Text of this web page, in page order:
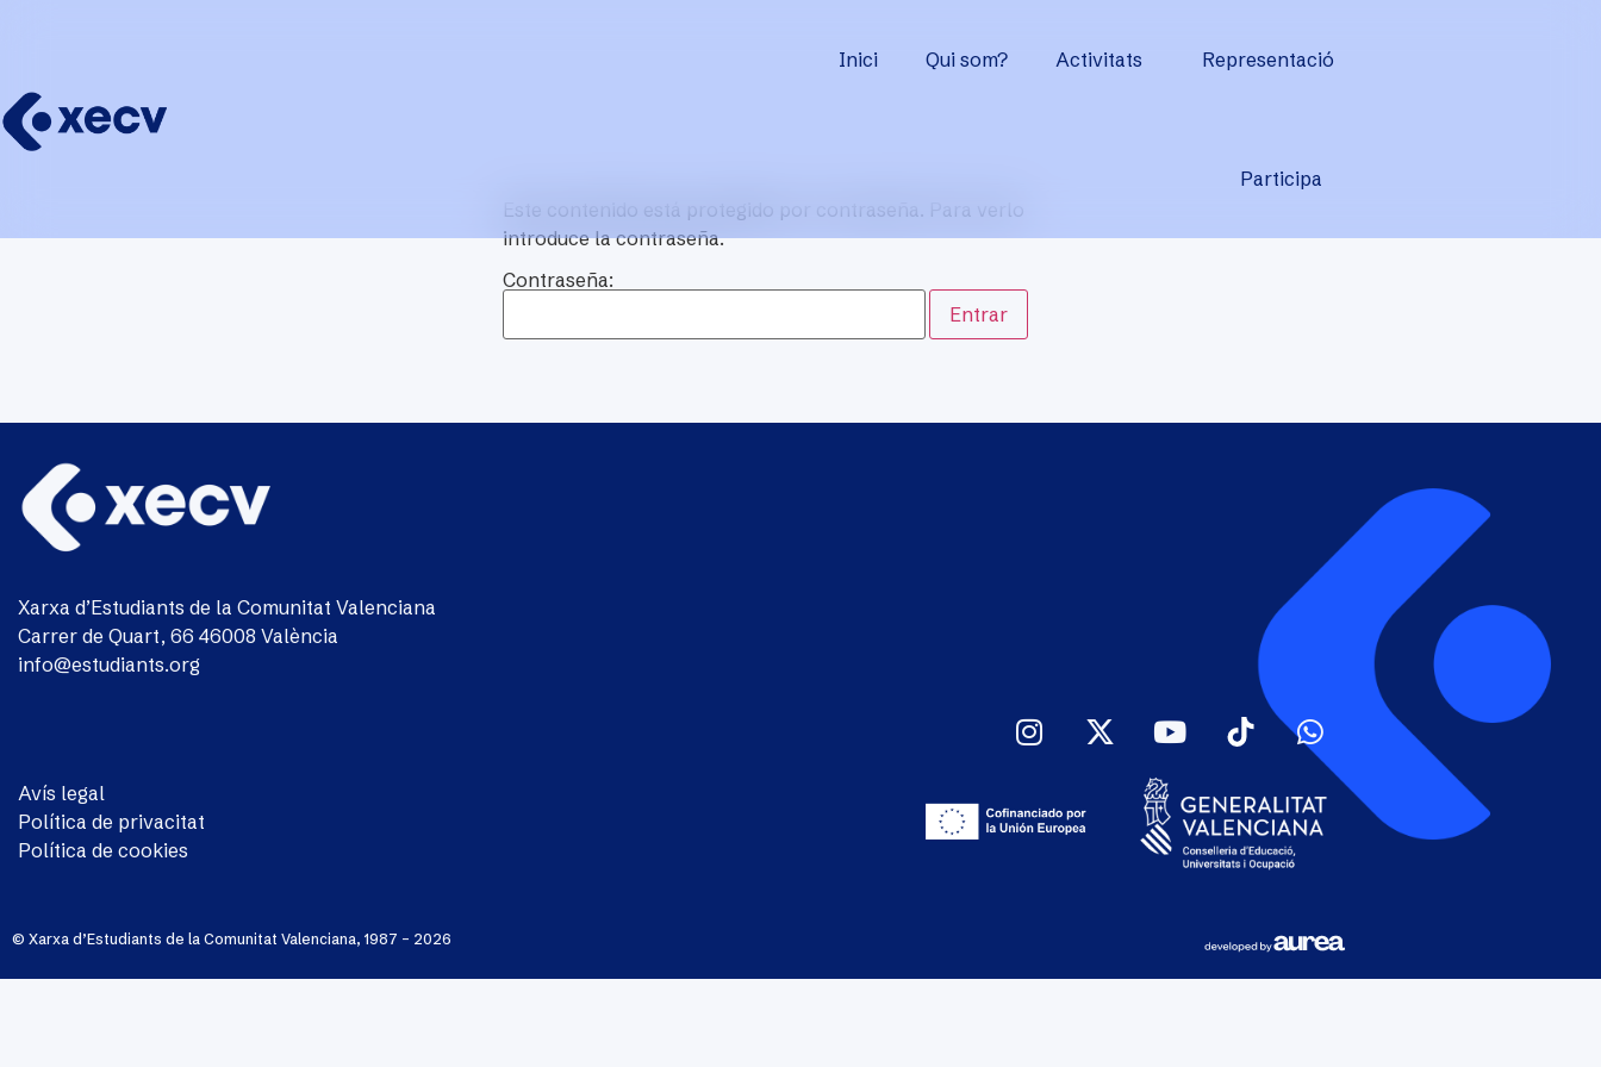
Inici Qui som? Activitats Representació
Participa
Este contenido está protegido por contraseña. Para verlo
introduce la contraseña.
Contraseña:
Xarxa d’Estudiants de la Comunitat Valenciana
Carrer de Quart, 66 46008 València
info@estudiants.org
Avís legal
Política de privacitat
Política de cookies
© Xarxa d’Estudiants de la Comunitat Valenciana, 1987 – 2026